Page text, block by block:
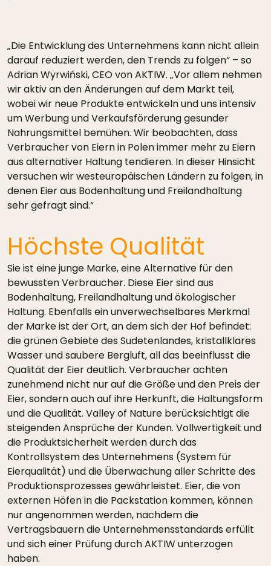
„Die Entwicklung des Unternehmens kann nicht allein
darauf reduziert werden, den Trends zu folgen“ – so
Adrian Wyrwiński, CEO von AKTIW. „Vor allem nehmen
wir aktiv an den Änderungen auf dem Markt teil,
wobei wir neue Produkte entwickeln und uns intensiv
um Werbung und Verkaufsförderung gesunder
Nahrungsmittel bemühen. Wir beobachten, dass
Verbraucher von Eiern in Polen immer mehr zu Eiern
aus alternativer Haltung tendieren. In dieser Hinsicht
versuchen wir westeuropäischen Ländern zu folgen, in
denen Eier aus Bodenhaltung und Freilandhaltung
sehr gefragt sind.“
Höchste Qualität
Sie ist eine junge Marke, eine Alternative für den
bewussten Verbraucher. Diese Eier sind aus
Bodenhaltung, Freilandhaltung und ökologischer
Haltung. Ebenfalls ein unverwechselbares Merkmal
der Marke ist der Ort, an dem sich der Hof befindet:
die grünen Gebiete des Sudetenlandes, kristallklares
Wasser und saubere Bergluft, all das beeinflusst die
Qualität der Eier deutlich. Verbraucher achten
zunehmend nicht nur auf die Größe und den Preis der
Eier, sondern auch auf ihre Herkunft, die Haltungsform
und die Qualität. Valley of Nature berücksichtigt die
steigenden Ansprüche der Kunden. Vollwertigkeit und
die Produktsicherheit werden durch das
Kontrollsystem des Unternehmens (System für
Eierqualität) und die Überwachung aller Schritte des
Produktionsprozesses gewährleistet. Eier, die von
externen Höfen in die Packstation kommen, können
nur angenommen werden, nachdem die
Vertragsbauern die Unternehmensstandards erfüllt
und sich einer Prüfung durch AKTIW unterzogen
haben.